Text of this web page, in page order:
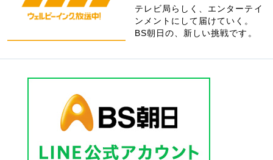
テレビ局らしく、エンターテイ
ンメントにして届けていく。
BS朝日の、新しい挑戦です。